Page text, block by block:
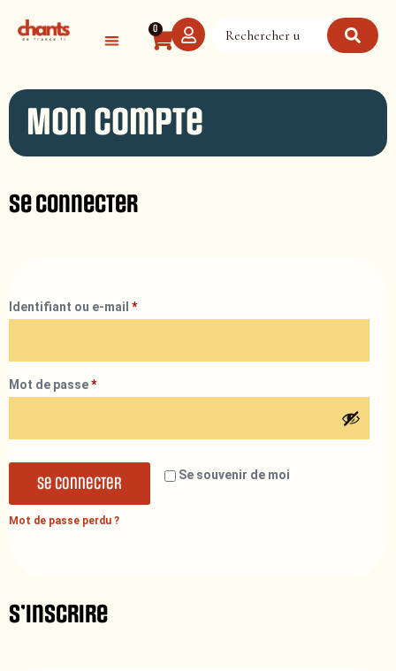
0
Mon compte
Se connecter
Identifiant ou e-mail *
Mot de passe*
Se souvenir de moi
Se connecter
Mot de passe perdu ?
S’inscrire